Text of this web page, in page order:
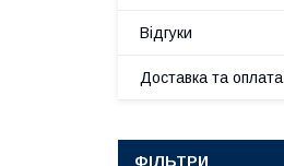
Відгуки
Доставка та оплата
ФІЛЬТРИ